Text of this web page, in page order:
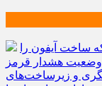
ساخت آیفون را
وضعیت هشدار قرمز
و زیرساخت‌های